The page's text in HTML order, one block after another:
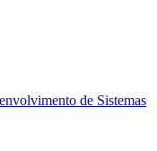
de Sistemas